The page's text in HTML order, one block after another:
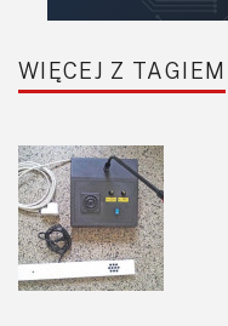
WIĘCEJ Z TAGIEM